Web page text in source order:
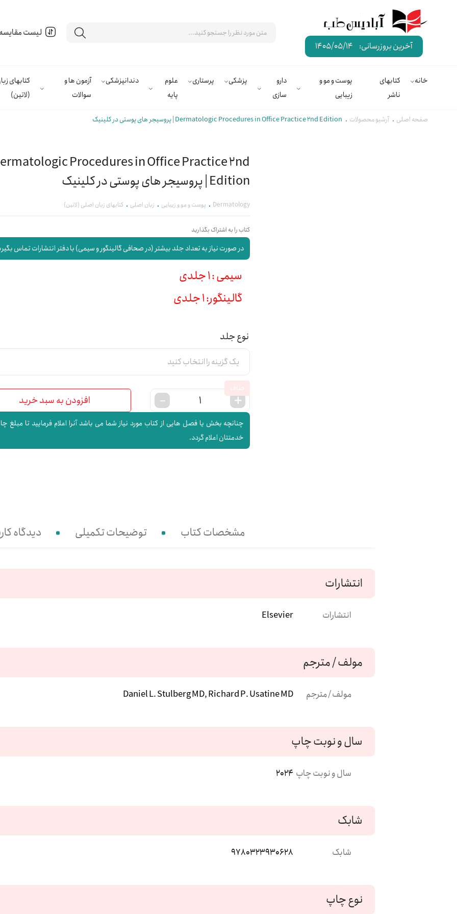
آخرین بروزرسانی: 1405/05/14
لیست
خانه
کتابهای
ناشر
پوست و مو و
زیبایی
دارو
سازی
پزشکی پرستاری
علوم
پایه
دندانپزشکی
آزمون ها و
سوالات
کتابهای
(لاتین)
صفحه اصلی آرشیو محصولات Dermatologic Procedures in Office Practice 2nd Edition | پروسیجر های پوستی در کلینیک
Procedures in Office Practice 2nd
Edition | پروسیجر های پوستی در کلینیک
Dermatology پوست و مو و زیبایی زبان اصلی کتابهای زبان اصلی (لاتین)
کتاب را به اشتراک بگذارید
در صورت نیاز به تعداد جلد بیشتر (در صحافی گالینگور و سیمی) با دفتر انتشارات تماس
سیمی : 1 جلدی
گالینگور: 1 جلدی
نوع جلد
افزودن به سبد خرید
چنانچه بخش یا فصل هایی از کتاب مورد نیاز شما می باشد آنرا اعلام فرمایید تا مبلغ
خدمتتان اعلام گردد.
مشخصات کتاب توضیحات تکمیلی دیدگاه
انتشارات
انتشارات Elsevier
مولف / مترجم
مولف / مترجم Daniel L. Stulberg MD, Richard P. Usatine MD
سال و نوبت چاپ
سال و نوبت چاپ 2024
شابک
شابک 9780323930628
نوع چاپ